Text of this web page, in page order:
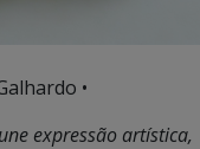
•
expressão artística,